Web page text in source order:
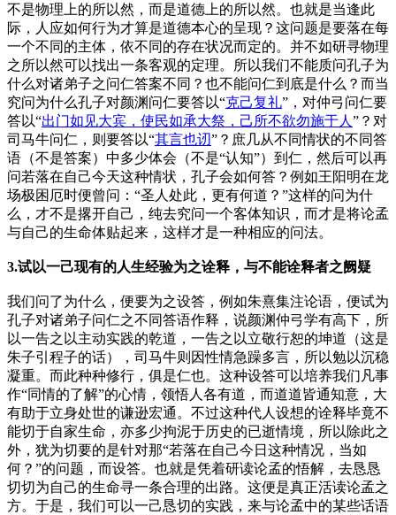
不是物理上的所以然，而是道德上的所以然。也就是当逢此
际，人应如何行为才算是道德本心的呈现？这问题是要落在每
一个不同的主体，依不同的存在状况而定的。并不如研寻物理
之所以然可以找出一条客观的定理。所以我们不能质问孔子为
什么对诸弟子之问仁答案不同？也不能问仁到底是什么？而当
究问为什么孔子对颜渊问仁要答以“克己复礼”，对仲弓问仁要
答以“出门如见大宾，使民如承大祭，己所不欲勿施于人 ”？对
司马牛问仁，则要答以“其言也讱”？庶几从不同情状的不同答
语（不是答案）中多少体会（不是“认知”）到仁，然后可以再
问若落在自己今天这种情状，孔子会如何答？例如王阳明在龙
场极困厄时便曾问：“圣人处此，更有何道？”这样的问为什
么，才不是撂开自己，纯去究问一个客体知识，而才是将论孟
与自己的生命体贴起来，这样才是一种相应的问法。
3.试以一己现有的人生经验为之诠释，与不能诠释者之阙疑
我们问了为什么，便要为之设答，例如朱熹集注论语，便试为
孔子对诸弟子问仁之不同答语作释，说颜渊仲弓学有高下，所
以一告之以主动实践的乾道，一告之以立敬行恕的坤道（这是
朱子引程子的话），司马牛则因性情急躁多言，所以勉以沉稳
凝重。而此种种修行，俱是仁也。这种设答可以培养我们凡事
作“同情的了解”的心情，领悟人各有道，而道道皆通知意，大
有助于立身处世的谦逊宏通。不过这种代人设想的诠释毕竟不
能切于自家生命，亦多少拘泥于历史的已逝情境，所以除此之
外，犹为切要的是针对那“若落在自己今日这种情况，当如
何？”的问题，而设答。也就是凭着研读论孟的悟解，去恳恳
切切为自己的生命寻一条合理的出路。这便是真正活读论孟之
方。于是，我们可以一己恳切的实践，来与论孟中的某些话语